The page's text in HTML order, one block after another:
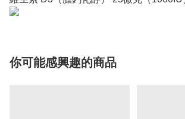
你可能感興趣的商品